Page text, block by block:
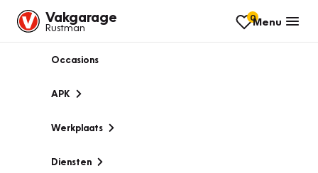
Vakgarage
Rustman
0Menu
Occasions
APK
Werkplaats
Diensten